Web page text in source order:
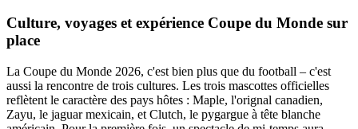
Culture, voyages et expérience Coupe du Monde sur
place
La Coupe du Monde 2026, c'est bien plus que du football – c'est
aussi la rencontre de trois cultures. Les trois mascottes officielles
reflètent le caractère des pays hôtes : Maple, l'orignal canadien,
Zayu, le jaguar mexicain, et Clutch, le pygargue à tête blanche